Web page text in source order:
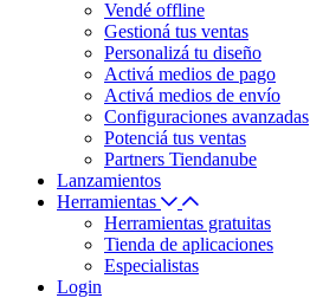
Vendé offline
Gestioná tus ventas
Personalizá tu diseño
Activá medios de pago
Activá medios de envío
Configuraciones avanzadas
Potenciá tus ventas
Partners Tiendanube
Lanzamientos
Herramientas
Herramientas gratuitas
Tienda de aplicaciones
Especialistas
Login